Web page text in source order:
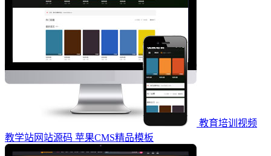
教育培训视频
教学站网站源码 苹果CMS精品模板